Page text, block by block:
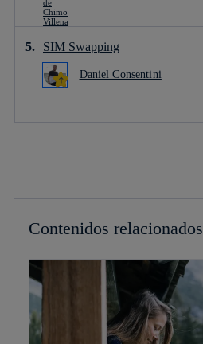
SIM Swapping
Daniel Consentini
Contenidos relacionados